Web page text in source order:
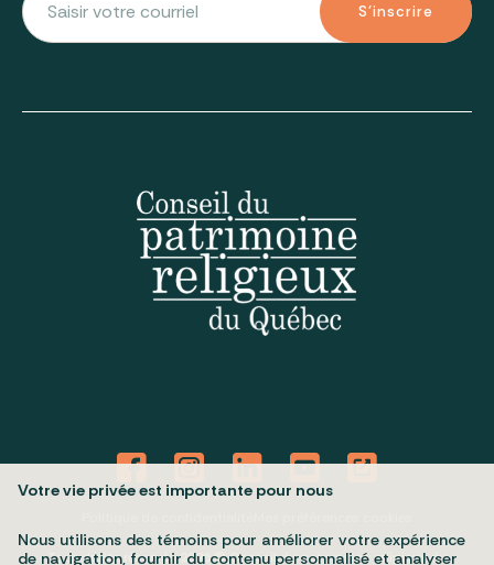
S'inscrire
Tous droits réservés 2026 © Conseil du patrimoine religieux du
Votre vie privée est importante pour nous
Nous utilisons des témoins pour améliorer votre expérience
de navigation, fournir du contenu personnalisé et analyser